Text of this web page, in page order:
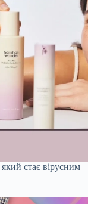
стає вірусним